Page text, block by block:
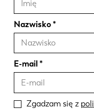
Nazwisko
E-mail
Zgadzam się z